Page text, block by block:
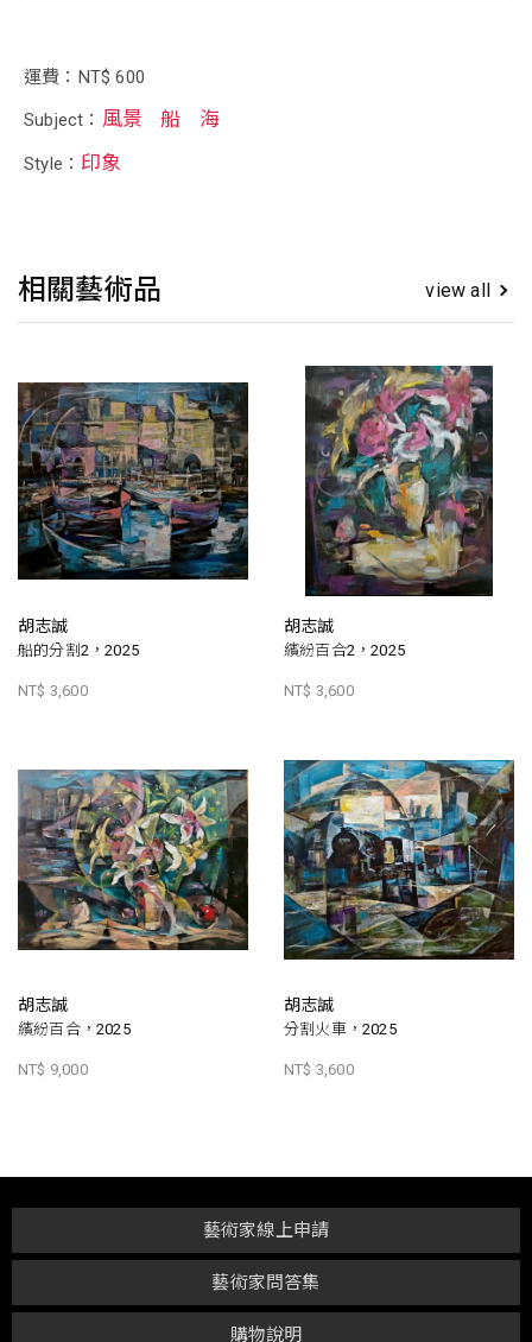
運費：NT$ 600
Subject： 風景 船 海
Style： 印象
相關藝術品 view all
胡志誠
船的分割2，2025
NT$ 3,600
胡志誠
繽紛百合2，2025
NT$ 3,600
胡志誠
繽紛百合，2025
NT$ 9,000
胡志誠
分割火車，2025
NT$ 3,600
購物說明
藝術家問答集
藝術家線上申請